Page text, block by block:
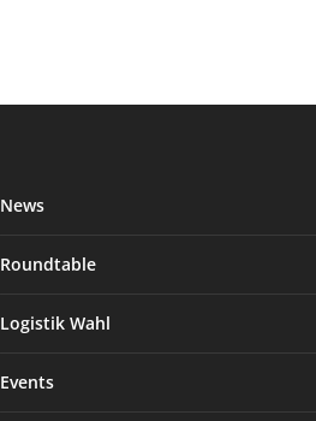
News
Roundtable
Logistik Wahl
Events